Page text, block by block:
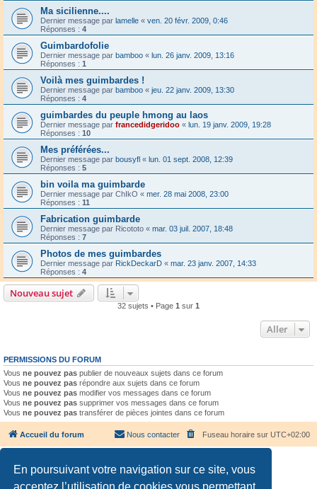
En poursuivant votre navigation sur ce site, vous
acceptez l’utilisation de cookies vous permettant
Ma sicilienne....
Dernier message par lamelle « ven. 20 févr. 2009, 0:46
Réponses : 4
Guimbardofolie
Dernier message par bamboo « lun. 26 janv. 2009, 13:16
Réponses : 1
Voilà mes guimbardes !
Dernier message par bamboo « jeu. 22 janv. 2009, 13:30
Réponses : 4
guimbardes du peuple hmong au laos
Dernier message par francedidgeridoo « lun. 19 janv. 2009, 19:28
Réponses : 10
Mes préférées...
Dernier message par bousyfl « lun. 01 sept. 2008, 12:39
Réponses : 5
bin voila ma guimbarde
Dernier message par ChIkO « mer. 28 mai 2008, 23:00
Réponses : 11
Fabrication guimbarde
Dernier message par Ricototo « mar. 03 juil. 2007, 18:48
Réponses : 7
Photos de mes guimbardes
Dernier message par RickDeckarD « mar. 23 janv. 2007, 14:33
Réponses : 4
Nouveau sujet
32 sujets • Page 1 sur 1
Aller
PERMISSIONS DU FORUM
Vous ne pouvez pas publier de nouveaux sujets dans ce forum
Vous ne pouvez pas répondre aux sujets dans ce forum
Vous ne pouvez pas modifier vos messages dans ce forum
Vous ne pouvez pas supprimer vos messages dans ce forum
Vous ne pouvez pas transférer de pièces jointes dans ce forum
Accueil du forum Fuseau horaire sur UTC+02:00
Nous contacter